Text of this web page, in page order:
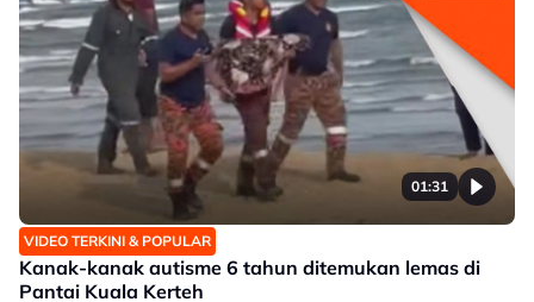
01:31
VIDEO TERKINI & POPULAR
Kanak-kanak autisme 6 tahun ditemukan lemas di
Pantai Kuala Kerteh